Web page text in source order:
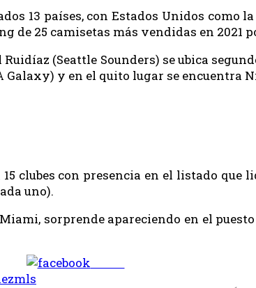
13 países, con Estados Unidos
de 25 camisetas más vendidas en 2021
(Seattle Sounders) se ubica
Galaxy) y en el quito lugar se encuentra
clubes con presencia en el listado que
uno).
sorprende apareciendo en el
mls